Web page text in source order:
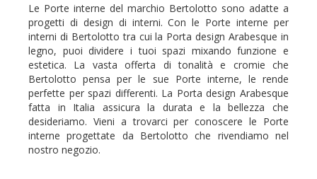
Le Porte interne del marchio Bertolotto sono adatte a
progetti di design di interni. Con le Porte interne per
interni di Bertolotto tra cui la Porta design Arabesque in
legno, puoi dividere i tuoi spazi mixando funzione e
estetica. La vasta offerta di tonalità e cromie che
Bertolotto pensa per le sue Porte interne, le rende
perfette per spazi differenti. La Porta design Arabesque
fatta in Italia assicura la durata e la bellezza che
desideriamo. Vieni a trovarci per conoscere le Porte
interne progettate da Bertolotto che rivendiamo nel
nostro negozio.